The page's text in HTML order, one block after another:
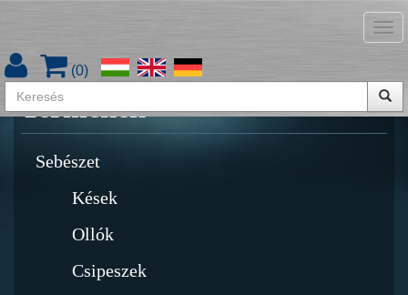
(0)
Termékek
Sebészet
Kések
Ollók
Csipeszek